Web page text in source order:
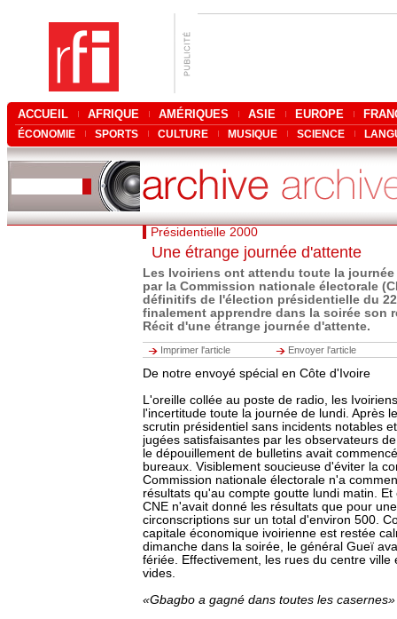
ACCUEIL AFRIQUE AMÉRIQUES ASIE EUROPE
ÉCONOMIE SPORTS CULTURE MUSIQUE SCIENCE
Présidentielle 2000
Une étrange journée d'attente
Les Ivoiriens ont attendu toute la
par la Commission nationale électorale
définitifs de l'élection présidentielle du
finalement apprendre dans la soirée son
Récit d'une étrange journée d'attente.
Imprimer l'article Envoyer l'article
De notre envoyé spécial en Côte d'Ivoire
L'oreille collée au poste de radio, les
l'incertitude toute la journée de lundi. Après
scrutin présidentiel sans incidents notables
jugées satisfaisantes par les observateurs
le dépouillement de bulletins avait
bureaux. Visiblement soucieuse d'éviter la
Commission nationale électorale n'a
résultats qu'au compte goutte lundi matin.
CNE n'avait donné les résultats que pour
circonscriptions sur un total d'environ 500.
capitale économique ivoirienne est restée
dimanche dans la soirée, le général Gueï
fériée. Effectivement, les rues du centre ville
vides.
«Gbagbo a gagné dans toutes les casernes»